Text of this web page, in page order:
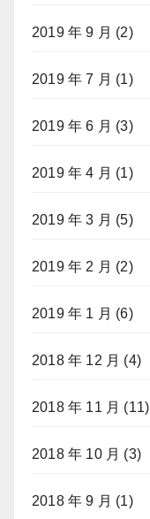
2019 年 9 月 (2)
2019 年 7 月 (1)
2019 年 6 月 (3)
2019 年 4 月 (1)
2019 年 3 月 (5)
2019 年 2 月 (2)
2019 年 1 月 (6)
2018 年 12 月 (4)
2018 年 11 月 (11)
2018 年 10 月 (3)
2018 年 9 月 (1)